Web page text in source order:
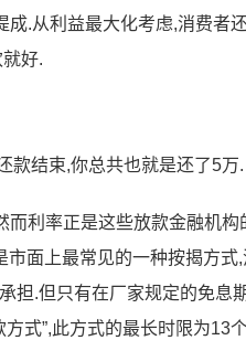
成.从利益最大化考虑,消费者
好.
款结束,你总共也就是还了5万.
而利率正是这些放款金融机构
市面上最常见的一种按揭方式,
担.但只有在厂家规定的免息
式”,此方式的最长时限为13